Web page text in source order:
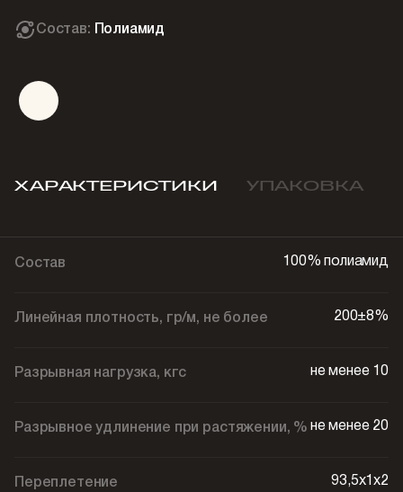
Состав: Полиамид
ХАРАКТЕРИСТИКИ УПАКОВКА
Состав 100% полиамид
Линейная плотность, гр/м, не более 200±8%
Разрывная нагрузка, кгс не менее 10
Разрывное удлинение при растяжении, % не менее 20
Переплетение 93,5х1х2